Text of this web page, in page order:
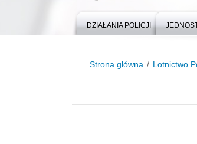
DZIAŁANIA POLICJI
Strona główna Lotnictwo